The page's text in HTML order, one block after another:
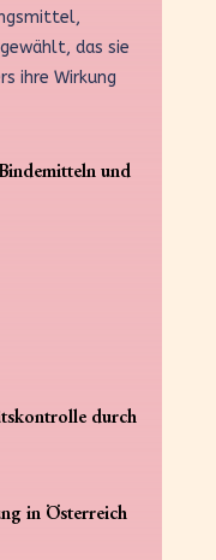
das sie
ihre Wirkung
und
durch
in Österreich